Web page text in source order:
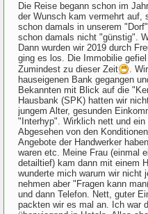
Die Reise begann schon im
der Wunsch kam vermehrt auf,
schon damals in unserem
schon damals nicht "günstig".
Dann wurden wir 2019 durch
ging es los. Die Immobilie
Zumindest zu dieser Zeit
.
hauseigenen Bank gegangen
Bekannten mit Blick auf die
Hausbank (SPK) hatten wir
jungem Alter, gesunden
"Interhyp". Wirklich nett und ein
Abgesehen von den
Angebote der Handwerker
waren etc. Meine Frau (einmal
detailtief) kam dann mit einem
wunderte mich warum wir nicht
nehmen aber "Fragen kann
und dann Telefon. Nett, guter
packten wir es mal an. Ich war